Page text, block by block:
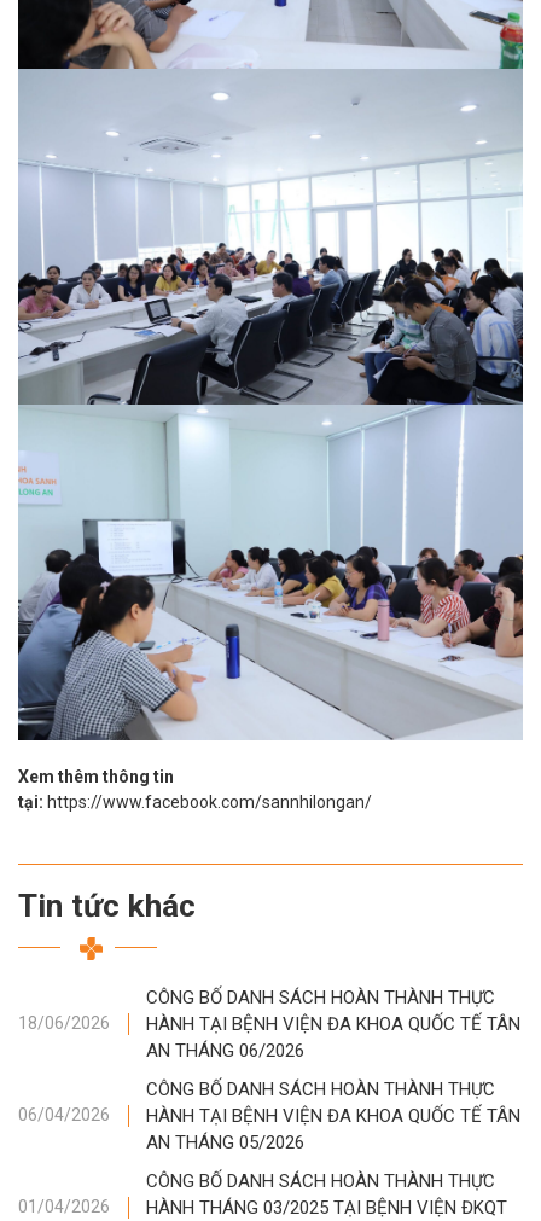
Xem thêm thông tin
tại: https://www.facebook.com/sannhilongan/
Tin tức khác
18/06/2026
CÔNG BỐ DANH SÁCH HOÀN THÀNH THỰC
HÀNH TẠI BỆNH VIỆN ĐA KHOA QUỐC TẾ TÂN
AN THÁNG 06/2026
06/04/2026
CÔNG BỐ DANH SÁCH HOÀN THÀNH THỰC
HÀNH TẠI BỆNH VIỆN ĐA KHOA QUỐC TẾ TÂN
AN THÁNG 05/2026
01/04/2026
CÔNG BỐ DANH SÁCH HOÀN THÀNH THỰC
HÀNH THÁNG 03/2025 TẠI BỆNH VIỆN ĐKQT